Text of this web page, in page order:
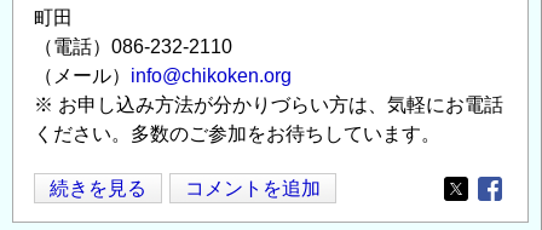
町田
（電話）086-232-2110
（メール） info@chikoken.org
※ お申し込み方法が分かりづらい方は、気軽にお電話
ください。多数のご参加をお待ちしています。
1/24(月）
15~18
続きを見る コメントを追加
Opens in